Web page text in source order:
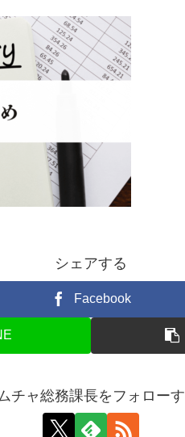
シェアする
Facebook
チャ総務課長をフォロー